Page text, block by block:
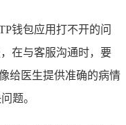
钱包应用打不开的问
在与客服沟通时，要
给医生提供准确的病情
题。